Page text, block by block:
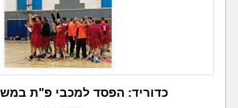
כדוריד: הפסד למכבי פ"ת